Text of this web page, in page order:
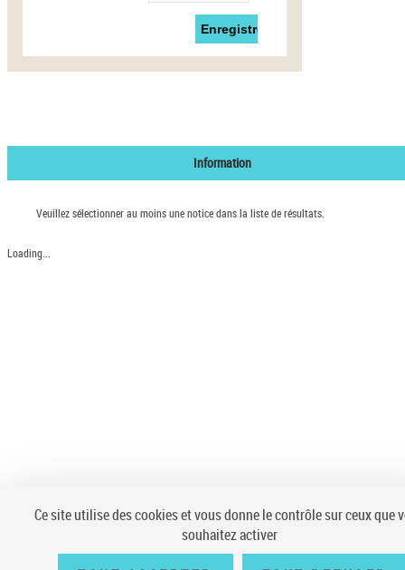
Information
Veuillez sélectionner au moins une notice dans la liste de résultats.
Loading...
Ce site utilise des cookies et vous donne le contrôle sur ceux que
souhaitez activer